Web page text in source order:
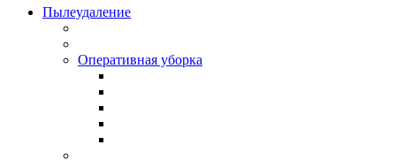
Пылеудаление
Оперативная уборка